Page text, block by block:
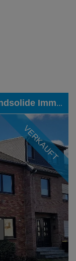
BEREITS VERKAUFT | Eine grundsolide Immobilie mit Garage in gefragter Lage von Eschweiler-Dürwiß
VERKAUFT